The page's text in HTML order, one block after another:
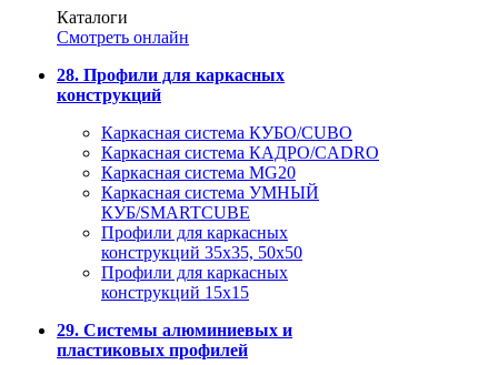
Каталоги
Смотреть онлайн
28. Профили для каркасных
конструкций
Каркасная система КУБО/CUBO
Каркасная система КАДРО/CADRO
Каркасная система MG20
Каркасная система УМНЫЙ
КУБ/SMARTCUBE
Профили для каркасных
конструкций 35x35, 50x50
Профили для каркасных
конструкций 15х15
29. Системы алюминиевых и
пластиковых профилей